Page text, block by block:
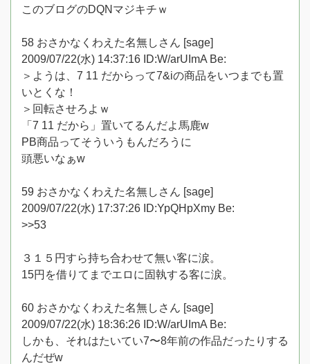
このブログのDQNマジキチｗ
58 おさかなくわえた名無しさん [sage]
2009/07/22(水) 14:37:16 ID:W/arUImA Be:
＞ようは、7 11 だからって7&iの商品をいつまでも置
いとくな！
＞回転させろよｗ
「7 11 だから」置いてるんだよ馬鹿w
PB商品ってそういうもんだろうに
頭悪いなぁw
59 おさかなくわえた名無しさん [sage]
2009/07/22(水) 17:37:26 ID:YpQHpXmy Be:
>>53
３１５円すら持ち合わせて無い客に涙。
15円を借りてまでエロに固執する客に涙。
60 おさかなくわえた名無しさん [sage]
2009/07/22(水) 18:36:26 ID:W/arUImA Be:
しかも、それはたいてい7〜8年前の作品だったりする
んだぜw